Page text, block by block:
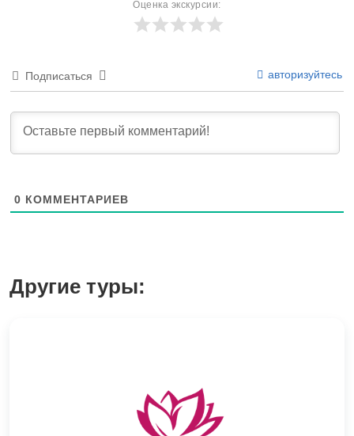
Оценка экскурсии:
Подписаться авторизуйтесь
0 КОММЕНТАРИЕВ
Другие туры: